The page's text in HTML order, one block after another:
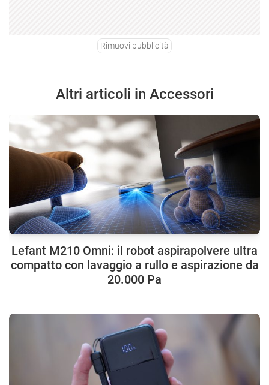
Rimuovi pubblicità
Altri articoli in Accessori
Lefant M210 Omni: il robot aspirapolvere ultra
compatto con lavaggio a rullo e aspirazione da
20.000 Pa